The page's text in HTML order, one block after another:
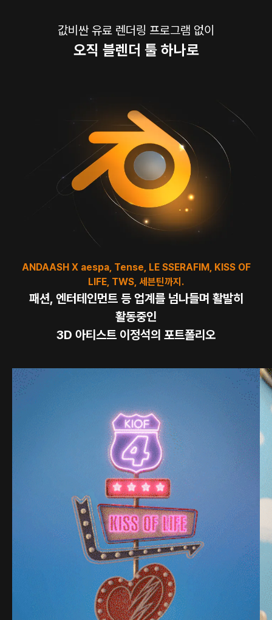
값비싼 유료 렌더링 프로그램 없이
오직 블렌더 툴 하나로
ANDAASH X aespa, Tense, LE SSERAFIM, KISS OF
LIFE, TWS, 세븐틴까지.
패션, 엔터테인먼트 등 업계를 넘나들며 활발히
활동중인
3D 아티스트 이정석의 포트폴리오